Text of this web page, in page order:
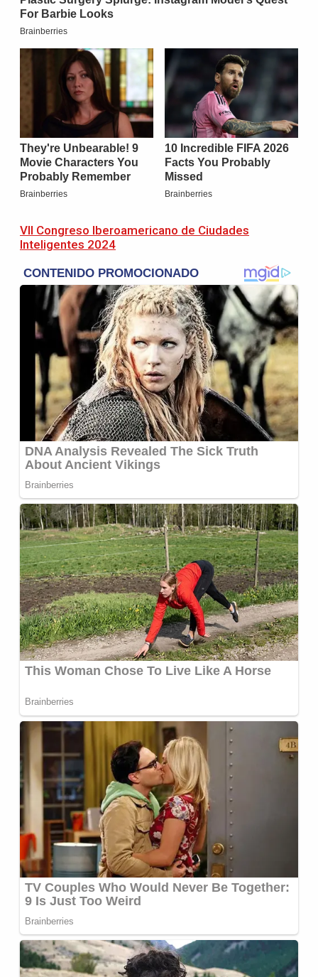
VII Congreso Iberoamericano de Ciudades
Inteligentes 2024